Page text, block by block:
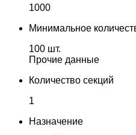
1000
Минимальное
100 шт.
Прочие данные
Количество секций
1
Назначение